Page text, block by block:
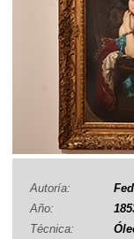
Autoría:
Año:
Técnica: